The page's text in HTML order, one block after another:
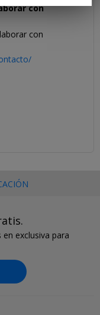
con
con
exclusiva para